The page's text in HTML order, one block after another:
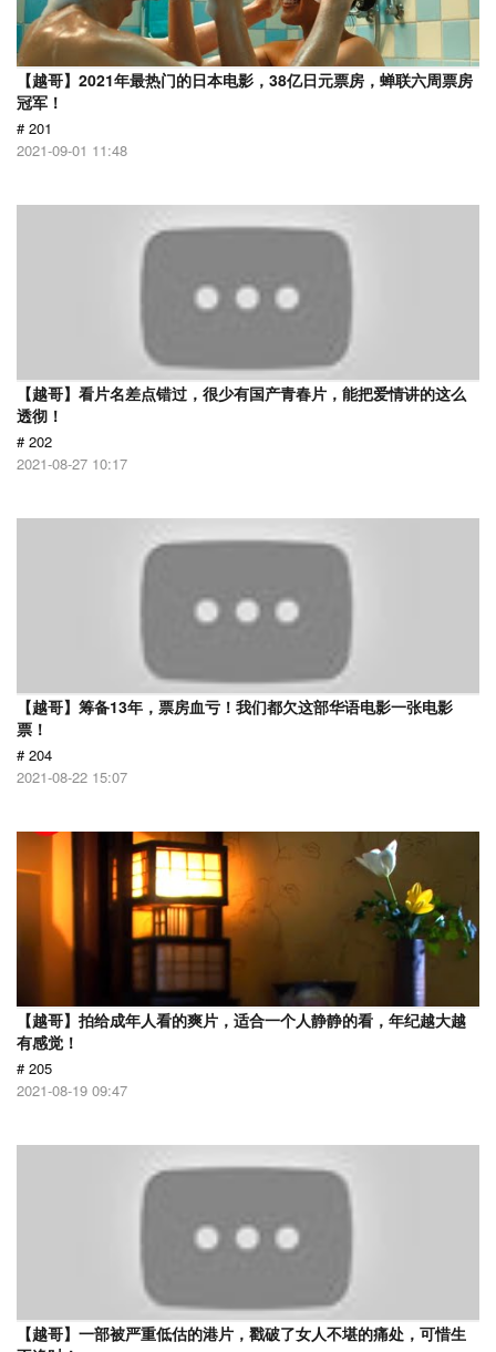
【越哥】2021年最热门的日本电影，38亿日元票房，蝉联六周票房
冠军！
# 201
2021-09-01 11:48
【越哥】看片名差点错过，很少有国产青春片，能把爱情讲的这么
透彻！
# 202
2021-08-27 10:17
【越哥】筹备13年，票房血亏！我们都欠这部华语电影一张电影
票！
# 204
2021-08-22 15:07
【越哥】拍给成年人看的爽片，适合一个人静静的看，年纪越大越
有感觉！
# 205
2021-08-19 09:47
【越哥】一部被严重低估的港片，戳破了女人不堪的痛处，可惜生